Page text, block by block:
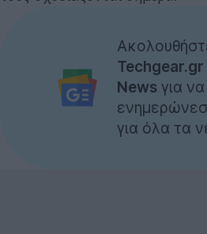
News για να
για όλα τα